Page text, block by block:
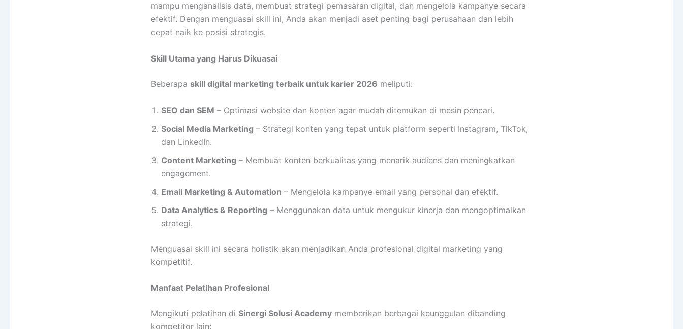
mampu menganalisis data, membuat strategi pemasaran digital, dan mengelola kampanye secara
efektif. Dengan menguasai skill ini, Anda akan menjadi aset penting bagi perusahaan dan lebih
cepat naik ke posisi strategis.
Skill Utama yang Harus Dikuasai
Beberapa skill digital marketing terbaik untuk karier 2026 meliputi:
SEO dan SEM – Optimasi website dan konten agar mudah ditemukan di mesin pencari.
Social Media Marketing – Strategi konten yang tepat untuk platform seperti Instagram, TikTok,
dan LinkedIn.
Content Marketing – Membuat konten berkualitas yang menarik audiens dan meningkatkan
engagement.
Email Marketing & Automation – Mengelola kampanye email yang personal dan efektif.
Data Analytics & Reporting – Menggunakan data untuk mengukur kinerja dan mengoptimalkan
strategi.
Menguasai skill ini secara holistik akan menjadikan Anda profesional digital marketing yang
kompetitif.
Manfaat Pelatihan Profesional
Mengikuti pelatihan di Sinergi Solusi Academy memberikan berbagai keunggulan dibanding
kompetitor lain: